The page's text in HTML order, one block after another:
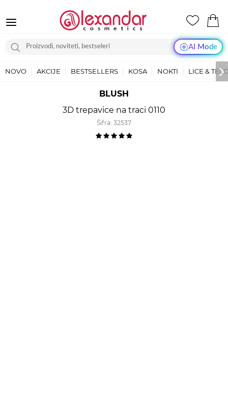
AI Mode
NOVO AKCIJE BESTSELLERS KOSA NOKTI LICE &
BLUSH
3D trepavice na traci 0110
Šifra: 32537